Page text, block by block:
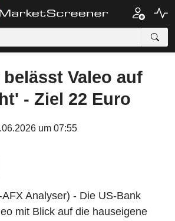
Valeo auf
- Ziel 22 Euro
um 07:55
Analyser) - Die US-Bank
mit Blick auf die hauseigene